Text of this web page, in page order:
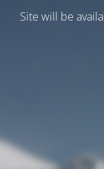
Site will be